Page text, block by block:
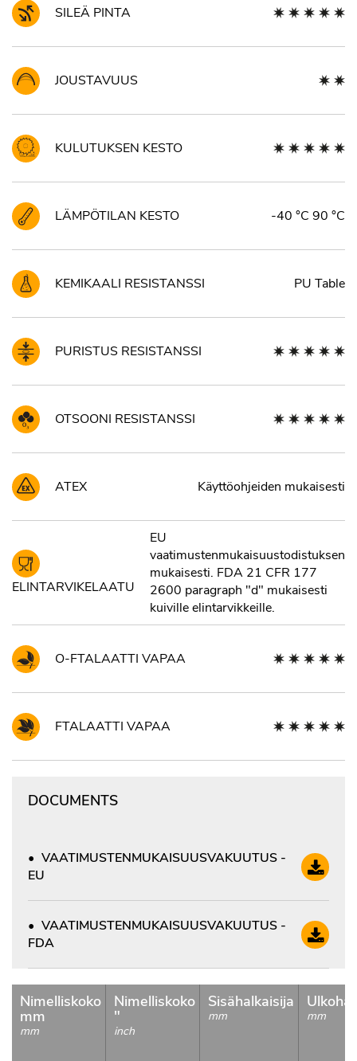
SILEÄ PINTA
JOUSTAVUUS
KULUTUKSEN KESTO
LÄMPÖTILAN KESTO -40 °C 90 °C
KEMIKAALI RESISTANSSI PU Table
PURISTUS RESISTANSSI
OTSOONI RESISTANSSI
ATEX Käyttöohjeiden mukaisesti
ELINTARVIKELAATU
EU
vaatimustenmukaisuustodistuksen
mukaisesti. FDA 21 CFR 177
2600 paragraph "d" mukaisesti
kuiville elintarvikkeille.
O-FTALAATTI VAPAA
FTALAATTI VAPAA
DOCUMENTS
VAATIMUSTENMUKAISUUSVAKUUTUS -
EU
VAATIMUSTENMUKAISUUSVAKUUTUS -
FDA
Nimelliskoko
mm
mm
Nimelliskoko
"
inch
Sisähalkaisija
mm mm